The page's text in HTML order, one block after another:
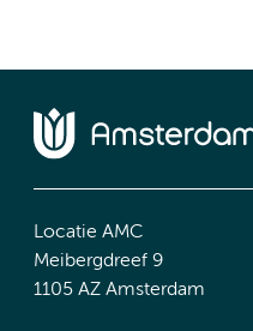
Locatie AMC
Meibergdreef 9
1105 AZ Amsterdam